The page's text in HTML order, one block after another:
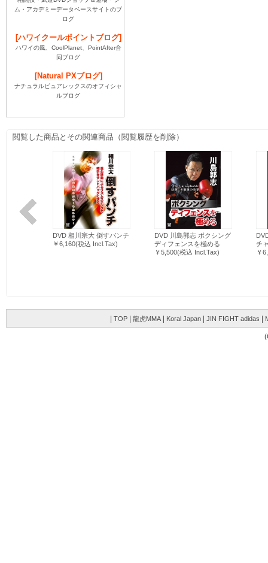
ム・アカデミーデータベースサイトのブ
ログ
[ハワイクールポイントブログ]
ハワイの風、CoolPlanet、PointAfter合
同ブログ
[Natural PXブログ]
ナチュラルピュアレックスのオフィシャ
ルブログ
| TOP | 龍虎MMA | Koral Japan | JIN FIGHT adidas |